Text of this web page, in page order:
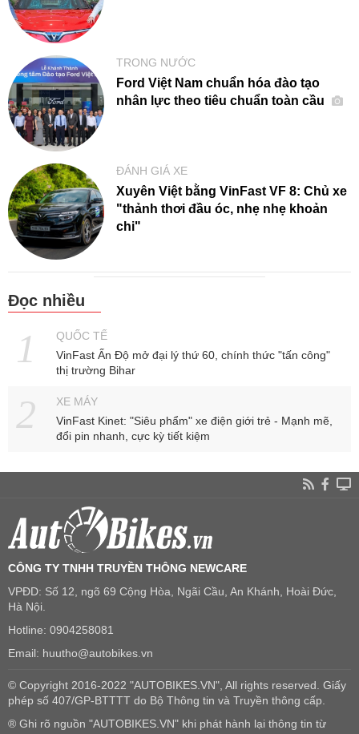
TRONG NƯỚC
Ford Việt Nam chuẩn hóa đào tạo
nhân lực theo tiêu chuẩn toàn cầu
ĐÁNH GIÁ XE
Xuyên Việt bằng VinFast VF 8: Chủ xe
"thảnh thơi đầu óc, nhẹ nhẹ khoản
chi"
Đọc nhiều
QUỐC TẾ
VinFast Ấn Độ mở đại lý thứ 60, chính thức "tấn công"
thị trường Bihar
XE MÁY
VinFast Kinet: "Siêu phẩm" xe điện giới trẻ - Mạnh mẽ,
đổi pin nhanh, cực kỳ tiết kiệm
CÔNG TY TNHH TRUYỀN THÔNG NEWCARE
VPĐD: Số 12, ngõ 69 Cộng Hòa, Ngãi Cầu, An Khánh, Hoài Đức,
Hà Nội.
Hotline: 0904258081
Email: huutho@autobikes.vn
© Copyright 2016-2022 "AUTOBIKES.VN", All rights reserved. Giấy
phép số 407/GP-BTTTT do Bộ Thông tin và Truyền thông cấp.
® Ghi rõ nguồn "AUTOBIKES.VN" khi phát hành lại thông tin từ